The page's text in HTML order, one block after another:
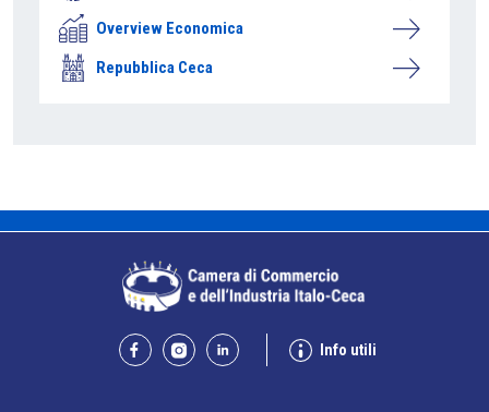
Overview Economica
Repubblica Ceca
Info utili